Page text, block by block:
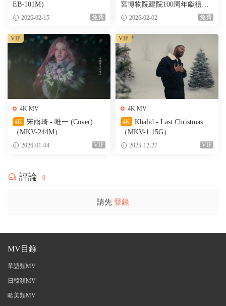
EB-101M）
2026-02-15 免費
宮博物院建院100周年獻禮主
題曲)（WEB-57M）
2026-02-02 免費
4K MV
4K
宋雨琦 - 唯一 (Cover)
（MKV-244M）
2026-01-04 VIP
VIP
4K MV
4K
Khalid - Last Christmas
（MKV-1.15G）
2025-12-27 VIP
VIP
評論 0
請先 登錄
MV目錄
華語類MV
日韓類MV
歐美類MV